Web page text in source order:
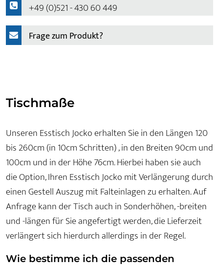
+49 (0)521 - 430 60 449
Frage zum Produkt?
Tischmaße
Unseren Esstisch Jocko erhalten Sie in den Längen 120
bis 260cm (in 10cm Schritten) , in den Breiten 90cm und
100cm und in der Höhe 76cm. Hierbei haben sie auch
die Option, Ihren Esstisch Jocko mit Verlängerung durch
einen Gestell Auszug mit Falteinlagen zu erhalten. Auf
Anfrage kann der Tisch auch in Sonderhöhen, -breiten
und -längen für Sie angefertigt werden, die Lieferzeit
verlängert sich hierdurch allerdings in der Regel.
Wie bestimme ich die passenden